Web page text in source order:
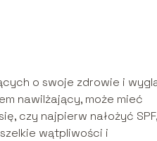
o swoje zdrowie i
nawilżający, może mieć
czy najpierw nałożyć SPF,
wątpliwości i